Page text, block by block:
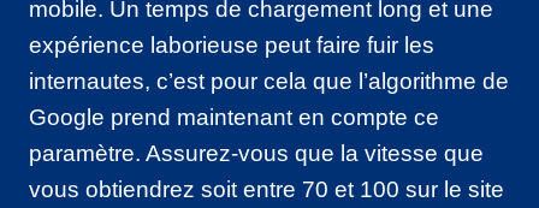
mobile. Un temps de chargement long et une
expérience laborieuse peut faire fuir les
internautes, c’est pour cela que l’algorithme de
Google prend maintenant en compte ce
paramètre. Assurez-vous que la vitesse que
vous obtiendrez soit entre 70 et 100 sur le site